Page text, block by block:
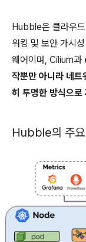
Hubble은 클라우
워킹 및 보안 가시
웨어이며, Cilium과
작뿐만 아니라 네트
히 투명한 방식으로
Hubble의 주요